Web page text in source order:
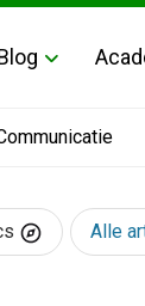
Alle